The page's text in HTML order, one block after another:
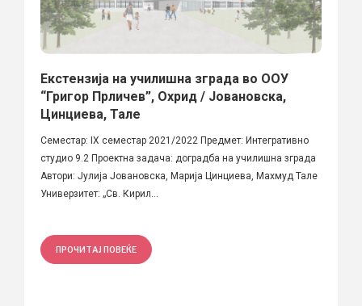
Екстензија на училишна зграда во ООУ
“Григор Прличев”, Охрид / Jовановска,
Цинциева, Тале
Семестар: IX семестар 2021/2022 Предмет: Интегративно
студио 9.2 Проектна задача: доградба на училишна зграда
Автори: Јулија Јовановска, Марија Цинциева, Махмуд Тале
Универзитет: „Св. Кирил...
ПРОЧИТАЈ ПОВЕЌЕ